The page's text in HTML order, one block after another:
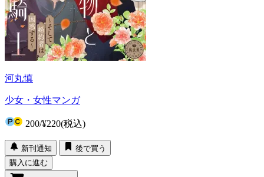
河丸慎
少女・女性マンガ
200/¥220(税込)
新刊通知
後で買う
購入に進む